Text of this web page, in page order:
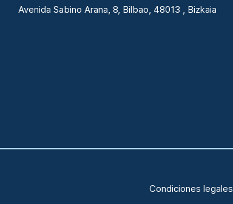
Avenida Sabino Arana, 8, Bilbao, 48013 , Bizkaia
Condiciones legales